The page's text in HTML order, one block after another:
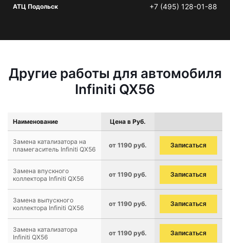
АТЦ Подольск +7 (495) 128-01-88
Другие работы для автомобиля
Infiniti QX56
Наименование Цена в Руб.
Замена катализатора на
пламегаситель Infiniti QX56
от 1190 руб. Записаться
Замена впускного
коллектора Infiniti QX56
от 1190 руб. Записаться
Замена выпускного
коллектора Infiniti QX56
от 1190 руб. Записаться
Замена катализатора
Infiniti QX56
от 1190 руб. Записаться